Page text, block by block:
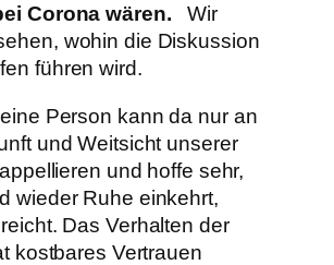
Corona wären.Wir
wohin die Diskussion
führen wird.
Person kann da nur an
und Weitsicht unserer
und hoffe sehr,
wieder Ruhe einkehrt,
Das Verhalten der
kostbares Vertrauen